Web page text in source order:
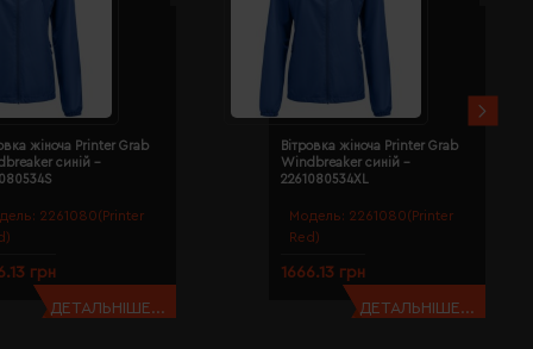
2261080(Printer
жіноча Printer Grab
синій -
грн
ДЕТАЛЬНІШЕ...
Модель: 2261080(Printer
Red)
Вітровка жіноча Printer Grab
Windbreaker синій -
2261080534XL
1666.13 грн
ДЕТАЛЬНІШЕ...